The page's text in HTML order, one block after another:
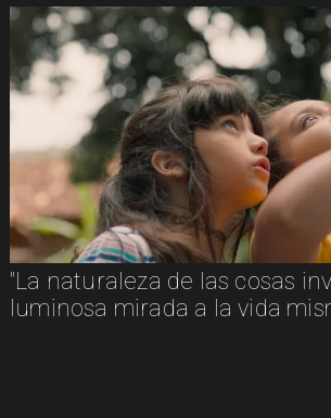
"La naturaleza de las cosas
luminosa mirada a la vida